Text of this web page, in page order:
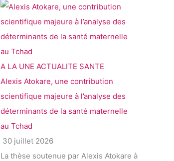
A LA UNE ACTUALITE SANTE
Alexis Atokare, une contribution
scientifique majeure à l’analyse des
déterminants de la santé maternelle
au Tchad
30 juillet 2026
La thèse soutenue par Alexis Atokare à